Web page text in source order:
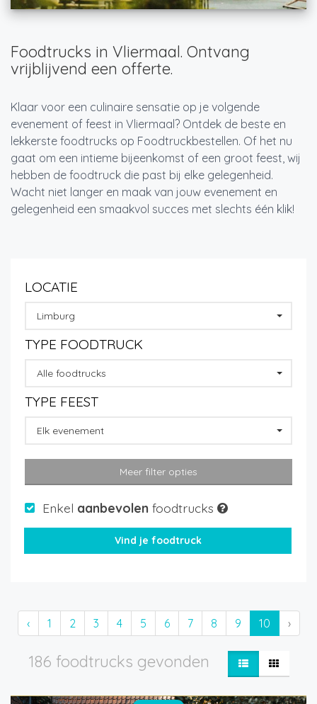
Foodtrucks in Vliermaal. Ontvang
vrijblijvend een offerte.
Klaar voor een culinaire sensatie op je volgende
evenement of feest in Vliermaal? Ontdek de beste en
lekkerste foodtrucks op Foodtruckbestellen. Of het nu
gaat om een intieme bijeenkomst of een groot feest, wij
hebben de foodtruck die past bij elke gelegenheid.
Wacht niet langer en maak van jouw evenement en
gelegenheid een smaakvol succes met slechts één klik!
LOCATIE
Limburg
TYPE FOODTRUCK
Alle foodtrucks
TYPE FEEST
Elk evenement
Meer filter opties
Enkel aanbevolen foodtrucks
‹ 1 2 3 4 5 6 7 8 9 10 ›
186 foodtrucks gevonden